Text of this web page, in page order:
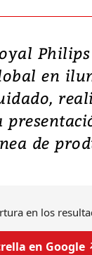
en
de
en los
en Google